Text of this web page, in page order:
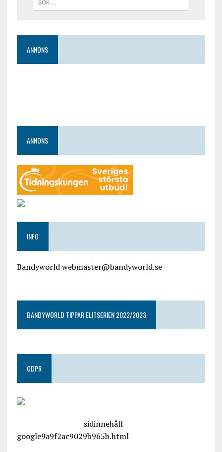
ANNONS
ANNONS
INFO
Bandyworld webmaster@bandyworld.se
BANDYWORLD TIPPAR ELITSERIEN 2022/2023
GDPR
sidinnehåll
google9a9f2ac9029b965b.html